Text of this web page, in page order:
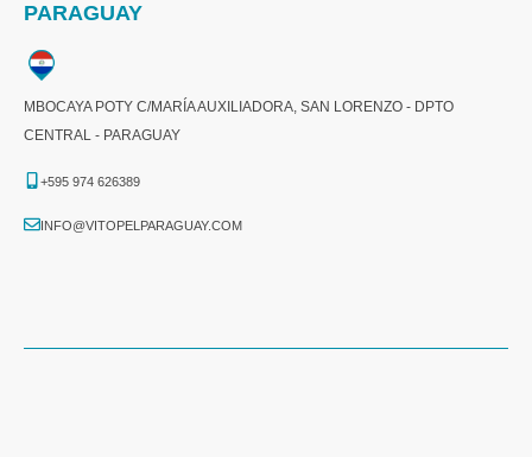
PARAGUAY
MBOCAYA POTY C/MARÍA AUXILIADORA, SAN LORENZO - DPTO
CENTRAL - PARAGUAY
+595 974 626389
INFO@VITOPELPARAGUAY.COM